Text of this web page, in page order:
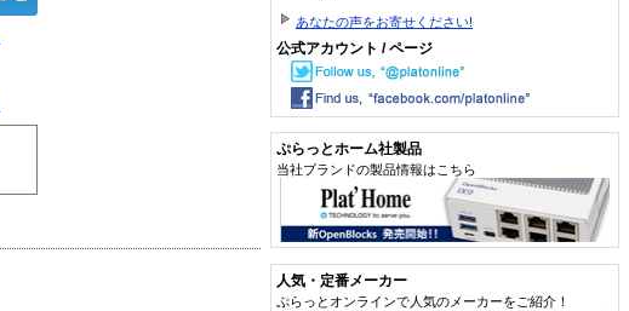
あなたの声をお寄せください!
公式アカウント / ページ
ぷらっとホーム社製品
当社ブランドの製品情報はこちら
人気・定番メーカー
ぷらっとオンラインで人気のメーカーをご紹介！